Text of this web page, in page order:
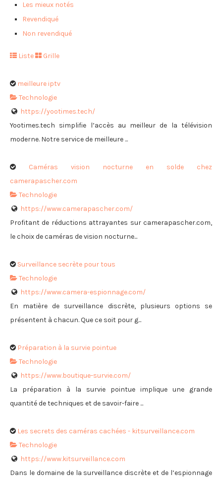
Les mieux notés
Revendiqué
Non revendiqué
Liste Grille
meilleure iptv
Technologie
https://yootimes.tech/
Yootimes.tech simplifie l’accès au meilleur de la télévision
moderne. Notre service de meilleure ...
Caméras vision nocturne en solde chez
camerapascher.com
Technologie
https://www.camerapascher.com/
Profitant de réductions attrayantes sur camerapascher.com,
le choix de caméras de vision nocturne...
Surveillance secrète pour tous
Technologie
https://www.camera-espionnage.com/
En matière de surveillance discrète, plusieurs options se
présentent à chacun. Que ce soit pour g...
Préparation à la survie pointue
Technologie
https://www.boutique-survie.com/
La préparation à la survie pointue implique une grande
quantité de techniques et de savoir-faire ...
Les secrets des caméras cachées - kitsurveillance.com
Technologie
https://www.kitsurveillance.com
Dans le domaine de la surveillance discrète et de l’espionnage